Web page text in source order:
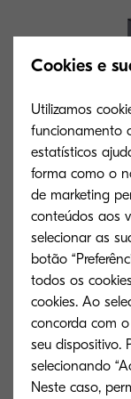
Tipo geral
Multifuncional
Velocidade
Até 45
Cookies e
Utilizamos
funcionamento
estatísticos
forma como o
de marketing
conteúdos aos
selecionar as
botão
todos os
cookies. Ao
concorda com
seu dispositivo.
selecionando
Neste caso,